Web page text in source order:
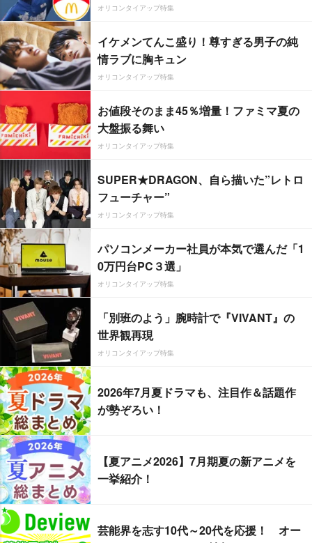
オリコンタイアップ特集
イケメンてんこ盛り！尊すぎる男子の純
情ラブに胸キュン
オリコンタイアップ特集
お値段そのまま45％増量！ファミマ夏の
大盤振る舞い
オリコンタイアップ特集
SUPER★DRAGON、自ら描いた”レトロ
フューチャー”
オリコンタイアップ特集
パソコンメーカー社員が本気で選んだ「1
0万円台PC３選」
オリコンタイアップ特集
「別班のよう」腕時計で『VIVANT』の
世界観再現
オリコンタイアップ特集
2026年7月夏ドラマも、注目作＆話題作
が勢ぞろい！
【夏アニメ2026】7月期夏の新アニメを
一挙紹介！
芸能界を志す10代～20代を応援！ オー